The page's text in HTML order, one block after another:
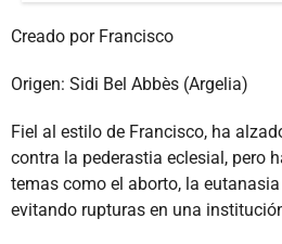
Creado por Francisco
Origen: Sidi Bel Abbès (Argelia)
Fiel al estilo de Francisco, ha
contra la pederastia eclesial, pero
temas como el aborto, la
evitando rupturas en una